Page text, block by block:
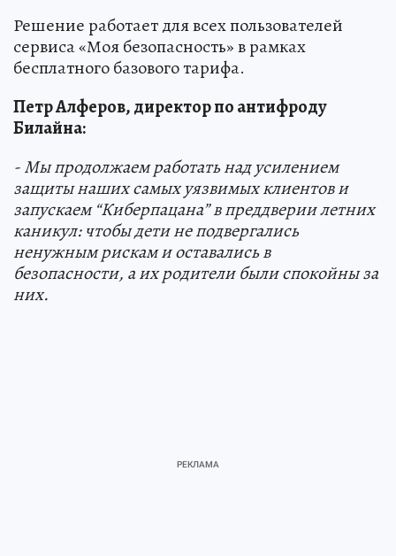
Решение работает для всех пользователей
сервиса «Моя безопасность» в рамках
бесплатного базового тарифа.
Петр Алферов, директор по антифроду
Билайна:
- Мы продолжаем работать над усилением
защиты наших самых уязвимых клиентов и
запускаем “Киберпацана” в преддверии летних
каникул: чтобы дети не подвергались
ненужным рискам и оставались в
безопасности, а их родители были спокойны за
них.